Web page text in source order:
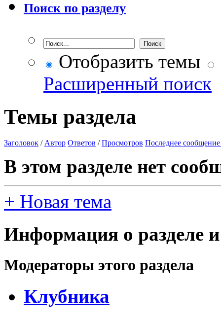
Поиск по разделу
Отобразить темы
Расширенный поиск
Темы раздела
Заголовок / Автор Ответов /Просмотров Последнее сообщение
В этом разделе нет
+ Новая тема
Информация о разделе
Модераторы этого раздела
Клубника